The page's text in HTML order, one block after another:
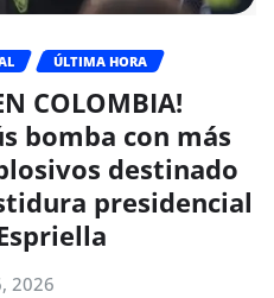
ÚLTIMA HORA
COLOMBIA!
bomba con más
destinado
presidencial
2026